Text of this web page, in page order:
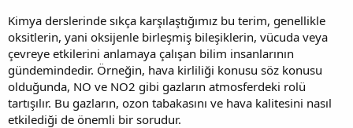
Kimya derslerinde sıkça karşılaştığımız bu terim, genellikle
oksitlerin, yani oksijenle birleşmiş bileşiklerin, vücuda veya
çevreye etkilerini anlamaya çalışan bilim insanlarının
gündemindedir. Örneğin, hava kirliliği konusu söz konusu
olduğunda, NO ve NO2 gibi gazların atmosferdeki rolü
tartışılır. Bu gazların, ozon tabakasını ve hava kalitesini nasıl
etkilediği de önemli bir sorudur.